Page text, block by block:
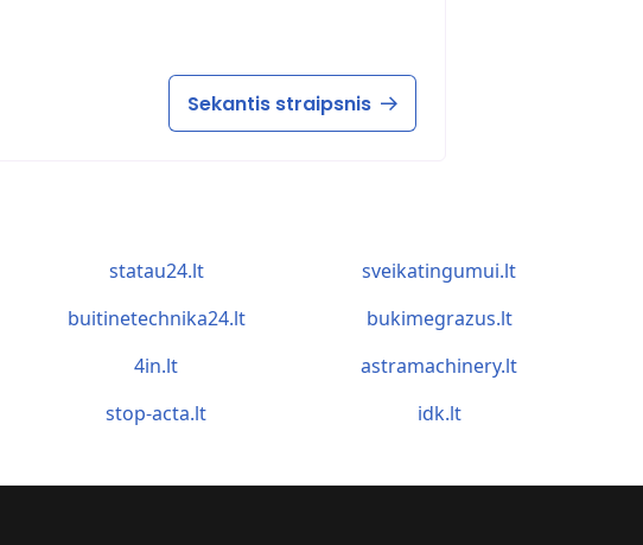
Sekantis straipsnis
statau24.lt sveikatingumui.lt
buitinetechnika24.lt bukimegrazus.lt
4in.lt astramachinery.lt
stop-acta.lt idk.lt